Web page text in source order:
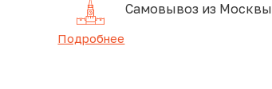
Самовывоз из Москвы
Подробнее